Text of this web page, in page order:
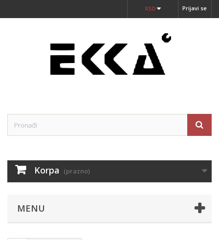
Prijavi se
RSD
Korpa (prazno)
MENU